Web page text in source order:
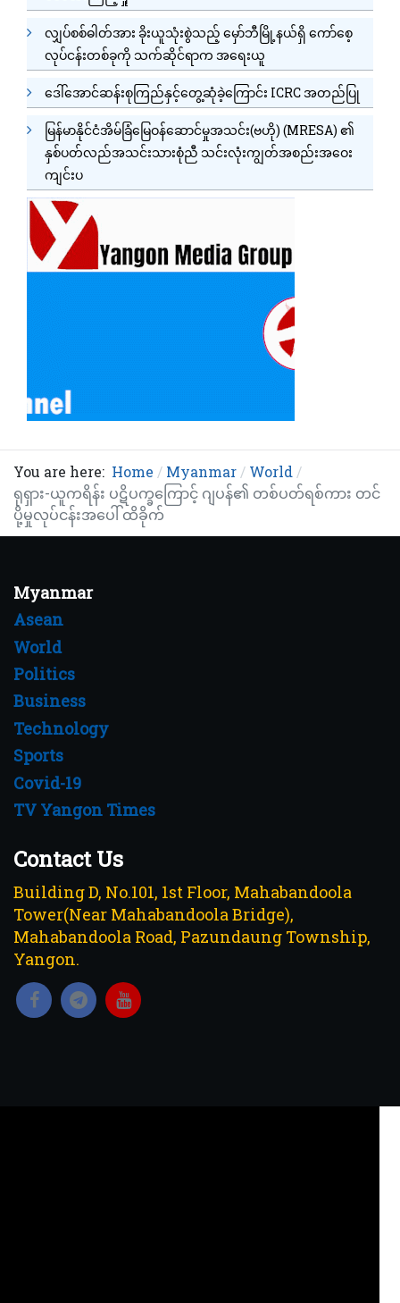
လျှပ်စစ်ဓါတ်အား ခိုးယူသုံးစွဲသည့် မှော်ဘီမြို့နယ်ရှိ ကော်စေ့
လုပ်ငန်းတစ်ခုကို သက်ဆိုင်ရာက အရေးယူ
ဒေါ်အောင်ဆန်းစုကြည်နှင့်တွေ့ဆုံခဲ့ကြောင်း ICRC အတည်ပြု
မြန်မာနိုင်ငံအိမ်ခြံမြေဝန်ဆောင်မှုအသင်း(ဗဟို) (MRESA) ၏
နှစ်ပတ်လည်အသင်းသားစုံညီ သင်းလုံးကျွတ်အစည်းအဝေး
ကျင်းပ
You are here: Home Myanmar
World
ရုရှား-ယူကရိန်း ပဋိပက္ခကြောင့် ဂျပန်၏ တစ်ပတ်ရစ်ကား တင်
ပို့မှုလုပ်ငန်းအပေါ် ထိခိုက်
Myanmar
Asean
World
Politics
Business
Technology
Sports
Covid-19
TV Yangon Times
Contact Us
Building D, No.101, 1st Floor, Mahabandoola
Tower(Near Mahabandoola Bridge),
Mahabandoola Road, Pazundaung Township,
Yangon.